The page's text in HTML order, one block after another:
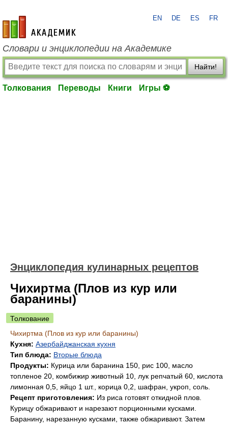
academic.ru
EN DE ES FR
Словари и энциклопедии на Академике
Найти!
Толкования Переводы Книги Игры ⚽
Энциклопедия кулинарных рецептов
Чихиртма (Плов из кур или
баранины)
Толкование
Чихиртма (Плов из кур или баранины)
Кухня: Азербайджанская кухня
Тип блюда: Вторые блюда
Продукты: Курица или баранина 150, рис 100, масло
топленое 20, комбижир животный 10, лук репчатый 60, кислота
лимонная 0,5, яйцо 1 шт., корица 0,2, шафран, укроп, соль.
Рецепт приготовления: Из риса готовят откидной плов.
Курицу обжаривают и нарезают порционными кусками.
Баранину, нарезанную кусками, также обжаривают. Затем